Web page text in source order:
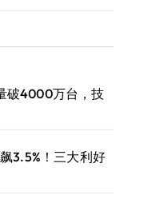
破4000万台，技
3.5%！三大利好